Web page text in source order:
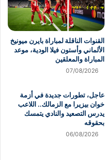
القنوات الناقلة لمباراة بايرن ميونيخ
الألماني وأستون فيلا الودية، موعد
المباراة والمعلقين
07/08/2026
عاجل، تطورات جديدة في أزمة
خوان بيزيرا مع الزمالك.. اللاعب
يدرس التصعيد والنادي يتمسك
بحقوقه
06/08/2026